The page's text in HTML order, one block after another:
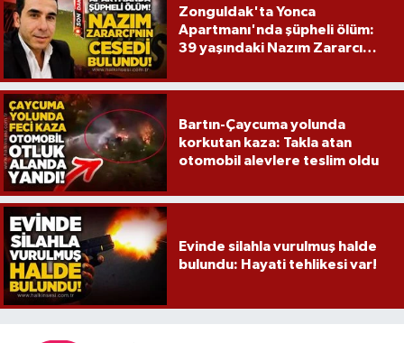
Zonguldak'ta Yonca
Apartmanı'nda şüpheli ölüm:
39 yaşındaki Nazım Zararcı
Bartın-Çaycuma yolunda
korkutan kaza: Takla atan
otomobil alevlere teslim oldu
Evinde silahla vurulmuş halde
bulundu: Hayati tehlikesi var!